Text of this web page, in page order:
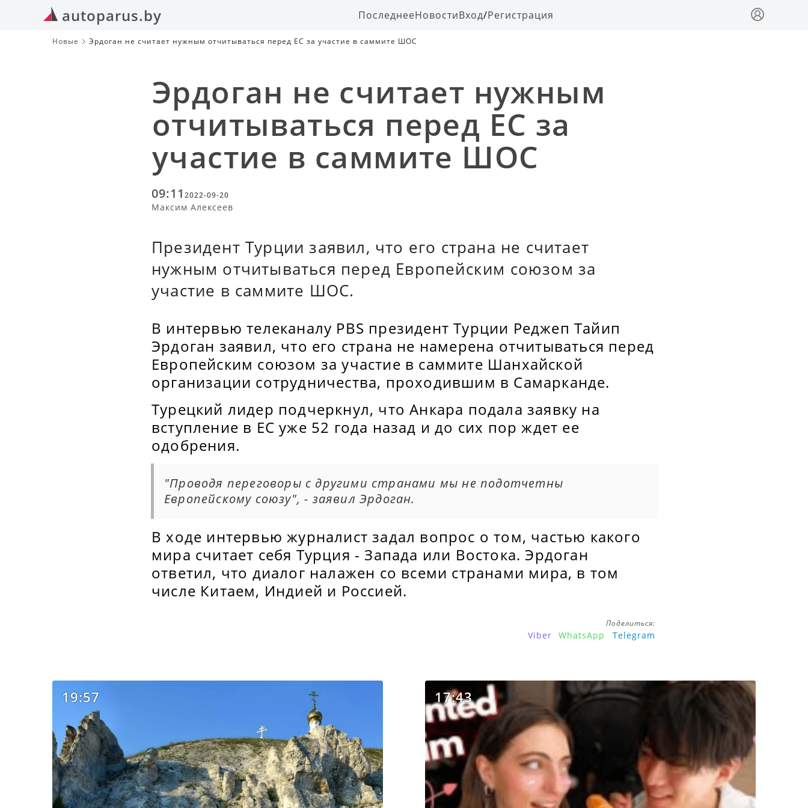
autoparus.by ПоследнееНовостиВход/Регистрация
Новые Эрдоган не считает нужным отчитываться перед ЕС за участие в саммите ШОС
Эрдоган не считает нужным
отчитываться перед ЕС за
участие в саммите ШОС
09:11 2022-09-20
Максим Алексеев
Президент Турции заявил, что его страна не считает
нужным отчитываться перед Европейским союзом за
участие в саммите ШОС.
В интервью телеканалу PBS президент Турции Реджеп Тайип
Эрдоган заявил, что его страна не намерена отчитываться перед
Европейским союзом за участие в саммите Шанхайской
организации сотрудничества, проходившим в Самарканде.
Турецкий лидер подчеркнул, что Анкара подала заявку на
вступление в ЕС уже 52 года назад и до сих пор ждет ее
одобрения.
"Проводя переговоры с другими странами мы не подотчетны
Европейскому союзу", - заявил Эрдоган.
В ходе интервью журналист задал вопрос о том, частью какого
мира считает себя Турция - Запада или Востока. Эрдоган
ответил, что диалог налажен со всеми странами мира, в том
числе Китаем, Индией и Россией.
Поделиться:
Viber WhatsApp Telegram
19:57 17:43